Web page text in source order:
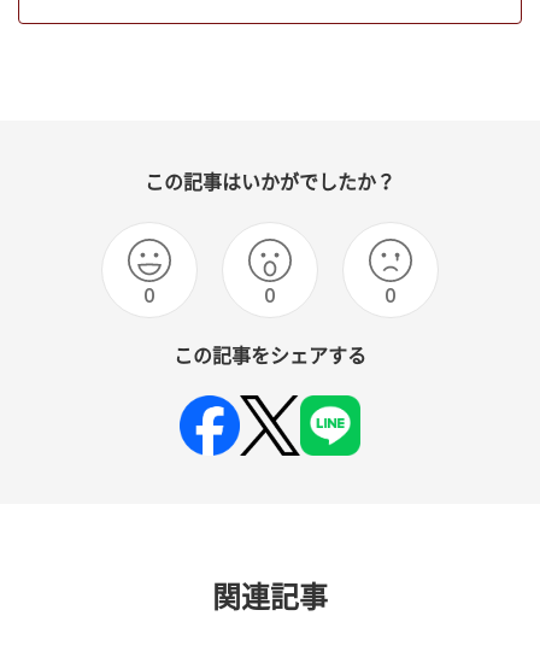
この記事はいかがでしたか？
0 0 0
この記事をシェアする
関連記事